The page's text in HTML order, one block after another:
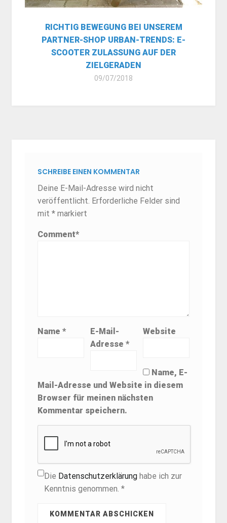
RICHTIG BEWEGUNG BEI UNSEREM
PARTNER-SHOP URBAN-TRENDS: E-
SCOOTER ZULASSUNG AUF DER
ZIELGERADEN
09/07/2018
SCHREIBE EINEN KOMMENTAR
Deine E-Mail-Adresse wird nicht
veröffentlicht. Erforderliche Felder sind
mit* markiert
Comment*
Name*
E-Mail-
Adresse *
Website
Name, E-
Mail-Adresse und Website in diesem
Browser für meinen nächsten
Kommentar speichern.
Die Datenschutzerklärung habe ich zur
Kenntnis genommen. *